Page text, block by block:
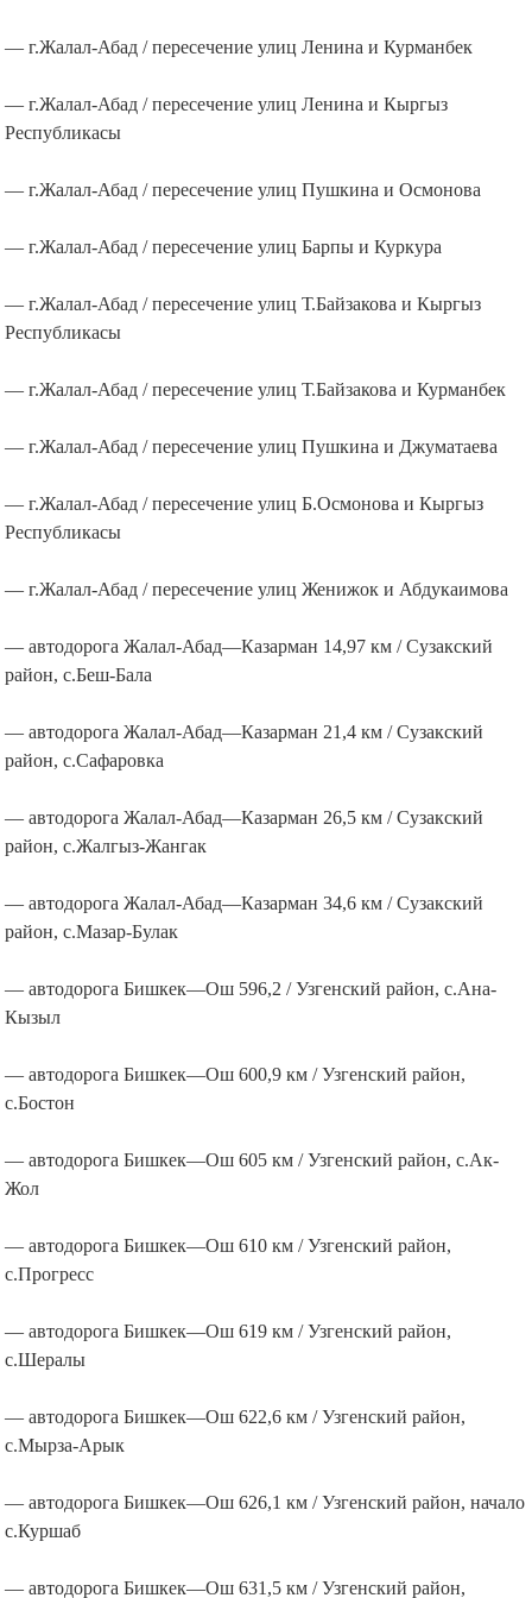
— г.Жалал-Абад / пересечение улиц Ленина и Курманбек
— г.Жалал-Абад / пересечение улиц Ленина и Кыргыз
Республикасы
— г.Жалал-Абад / пересечение улиц Пушкина и Осмонова
— г.Жалал-Абад / пересечение улиц Барпы и Куркура
— г.Жалал-Абад / пересечение улиц Т.Байзакова и Кыргыз
Республикасы
— г.Жалал-Абад / пересечение улиц Т.Байзакова и Курманбек
— г.Жалал-Абад / пересечение улиц Пушкина и Джуматаева
— г.Жалал-Абад / пересечение улиц Б.Осмонова и Кыргыз
Республикасы
— г.Жалал-Абад / пересечение улиц Женижок и Абдукаимова
— автодорога Жалал-Абад—Казарман 14,97 км / Сузакский
район, с.Беш-Бала
— автодорога Жалал-Абад—Казарман 21,4 км / Сузакский
район, с.Сафаровка
— автодорога Жалал-Абад—Казарман 26,5 км / Сузакский
район, с.Жалгыз-Жангак
— автодорога Жалал-Абад—Казарман 34,6 км / Сузакский
район, с.Мазар-Булак
— автодорога Бишкек—Ош 596,2 / Узгенский район, с.Ана-
Кызыл
— автодорога Бишкек—Ош 600,9 км / Узгенский район,
с.Бостон
— автодорога Бишкек—Ош 605 км / Узгенский район, с.Ак-
Жол
— автодорога Бишкек—Ош 610 км / Узгенский район,
с.Прогресс
— автодорога Бишкек—Ош 619 км / Узгенский район,
с.Шералы
— автодорога Бишкек—Ош 622,6 км / Узгенский район,
с.Мырза-Арык
— автодорога Бишкек—Ош 626,1 км / Узгенский район, начало
с.Куршаб
— автодорога Бишкек—Ош 631,5 км / Узгенский район,